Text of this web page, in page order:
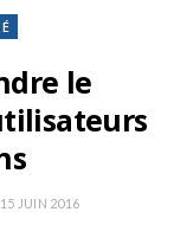
le
15 JUIN 2016